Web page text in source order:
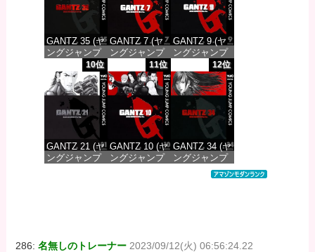
GANTZ 35 (ヤ
ングジャンプ
コミックス
DIGITAL)
価格：¥100
GANTZ 7 (ヤ
ングジャンプ
コミックス
DIGITAL)
価格：¥100
GANTZ 9 (ヤ
ングジャンプ
コミックス
DIGITAL)
価格：¥100
10位
GANTZ 21 (ヤ
ングジャンプ
11位
GANTZ 10 (ヤ
ングジャンプ
12位
GANTZ 34 (ヤ
ングジャンプ
コミックス
286:名無しのトレーナー 2023/09/12(火) 06:56:24.22